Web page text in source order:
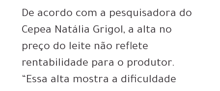
De acordo com a pesquisadora do
Cepea Natália Grigol, a alta no
preço do leite não reflete
rentabilidade para o produtor.
“Essa alta mostra a dificuldade